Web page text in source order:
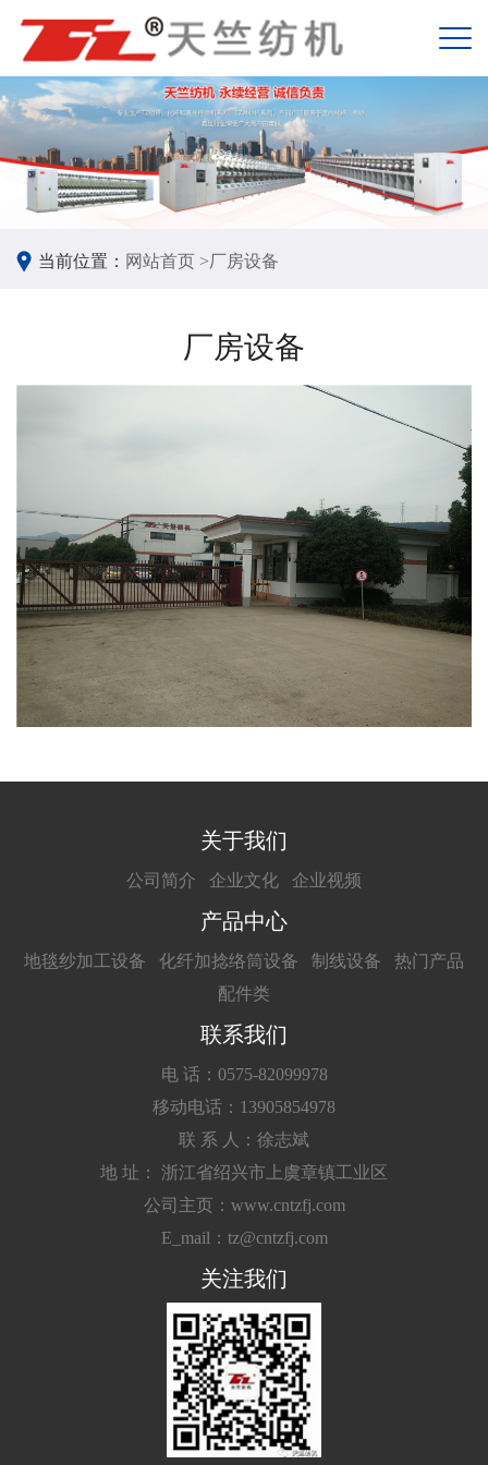
当前位置： 网站首页 >厂房设备
厂房设备
关于我们
公司简介 企业文化 企业视频
产品中心
地毯纱加工设备 化纤加捻络筒设备 制线设备
热门产品
配件类
联系我们
电 话：0575-82099978
移动电话：13905854978
联 系 人：徐志斌
地 址： 浙江省绍兴市上虞章镇工业区
公司主页：www.cntzfj.com
E_mail：tz@cntzfj.com
关注我们